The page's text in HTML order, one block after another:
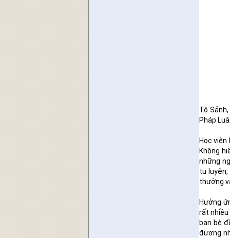
Tô
Pháp
Học
Không
những
tu
thưởng
Hưởng
rất nhiều
bạn bè
đương